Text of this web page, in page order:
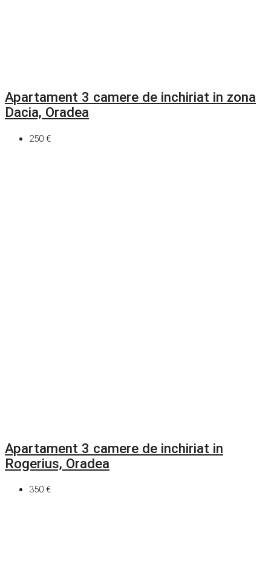
Apartament 3 camere de inchiriat in zona
Dacia, Oradea
250 €
Apartament 3 camere de inchiriat in
Rogerius, Oradea
350 €